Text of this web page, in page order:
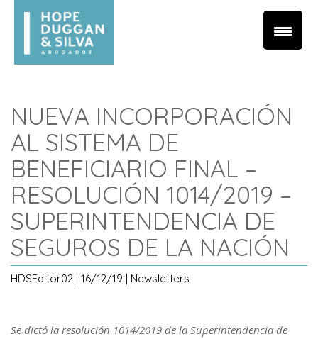
NUEVA INCORPORACIÓN
AL SISTEMA DE
BENEFICIARIO FINAL –
RESOLUCIÓN 1014/2019 –
SUPERINTENDENCIA DE
SEGUROS DE LA NACIÓN
HDSEditor02 | 16/12/19 | Newsletters
Se dictó la resolución 1014/2019 de la Superintendencia de